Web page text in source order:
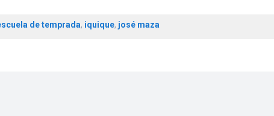
de temprada, iquique, josé maza